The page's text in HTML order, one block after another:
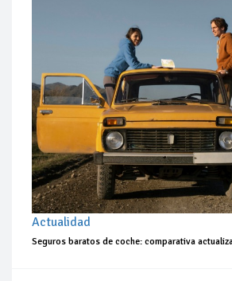
Actualidad
Seguros baratos de coche: comparativa